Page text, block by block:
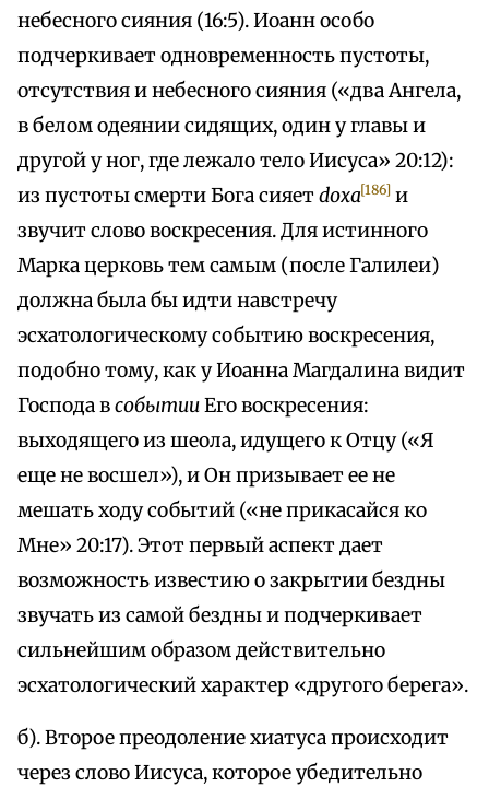
небесного сияния (16:5). Иоанн особо
подчеркивает одновременность пустоты,
отсутствия и небесного сияния («два Ангела,
в белом одеянии сидящих, один у главы и
другой у ног, где лежало тело Иисуса» 20:12):
из пустоты смерти Бога сияетdoxa[186] и
звучит слово воскресения. Для истинного
Марка церковь тем самым (после Галилеи)
должна была бы идти навстречу
эсхатологическому событию воскресения,
подобно тому, как у Иоанна Магдалина видит
Господа всобытииЕго воскресения:
выходящего из шеола, идущего к Отцу («Я
еще не восшел»), и Он призывает ее не
мешать ходу событий («не прикасайся ко
Мне» 20:17). Этот первый аспект дает
возможность известию о закрытии бездны
звучать из самой бездны и подчеркивает
сильнейшим образом действительно
эсхатологический характер «другого берега».
б). Второе преодоление хиатуса происходит
через слово Иисуса, которое убедительно